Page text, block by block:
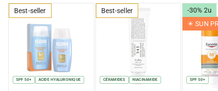
Best-seller
SPF 50+ ACIDE HYALURONIQUE
Best-seller
CÉRAMIDES NIACINAMIDE
-30% 2u
☀︎ SUN
SPF 50+